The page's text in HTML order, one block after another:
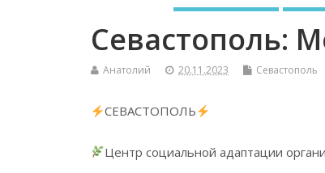
Севастополь:
Анатолий 20.11.2023 Севастополь
СЕВАСТОПОЛЬ
Центр социальной адаптации